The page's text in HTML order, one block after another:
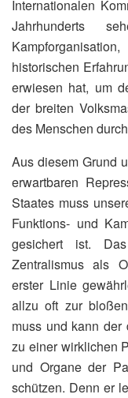
Internationalen
Jahrhunderts
historischen
erwiesen hat, um
der breiten
des Menschen
Aus diesem Grund
erwartbaren
Staates muss
Funktions- und
gesichert ist.
Zentralismus als
erster Linie
allzu oft zur
muss und kann der
zu einer wirklichen
und Organe der
schützen. Denn er